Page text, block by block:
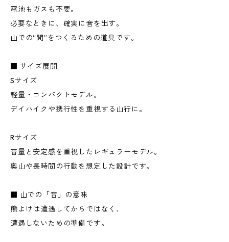
電池もガスも不要。
必要なときに、確実に音を出す。
山での“間”をつくるための道具です。
■ サイズ展開
Sサイズ
軽量・コンパクトモデル。
デイハイクや携行性を重視する山行に。
Rサイズ
音量と安定感を重視したレギュラーモデル。
奥山や長時間の行動を想定した設計です。
■ 山での「音」の意味
熊よけは遭遇してからではなく、
遭遇しないための準備です。